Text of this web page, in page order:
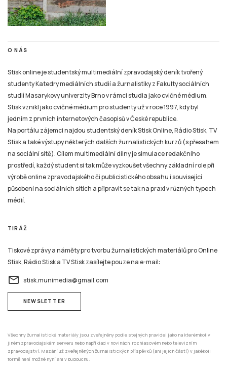
O NÁS
Stisk online je studentský multimediální zpravodajský deník tvořený
studenty Katedry mediálních studií a žurnalistiky z Fakulty sociálních
studií Masarykovy univerzity Brno v rámci studia jako cvičné médium.
Stisk vznikl jako cvičné médium pro studenty už v roce 1997, kdy byl
jedním z prvních internetových časopisů v České republice.
Na portálu zájemci najdou studentský deník Stisk Online, Rádio Stisk, TV
Stisk a také výstupy některých dalších žurnalistických kurzů (s přesahem
na sociální sítě). Cílem multimediální dílny je simulace redakčního
prostředí, každý student si tak může vyzkoušet všechny základní role při
výrobě online zpravodajského či publicistického obsahu i související
působení na sociálních sítích a připravit se tak na praxi v různých typech
médií.
TIRÁŽ
Tiskové zprávy a náměty pro tvorbu žurnalistických materiálů pro Online
Stisk, Rádio Stisk a TV Stisk zasílejte pouze na e-mail:
email stisk.munimedia@gmail.com
NEWSLETTER
Všechny žurnalistické materiály jsou zveřejněny podle stejných pravidel jako na kterémkoliv
jiném zpravodajském serveru nebo například v novinách, rozhlasovém nebo televizním
zpravodajství. Mazání už zveřejněných žurnalistických příspěvků (ani jejich částí) v jakékoli
formě není možné nyní ani v budoucnu.